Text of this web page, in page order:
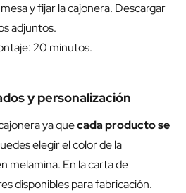
y fijar la cajonera. Descargar
adjuntos.
20 minutos.
y personalización
ya quecada producto se
elegir el color de la
melamina. En la carta de
disponibles para fabricación.